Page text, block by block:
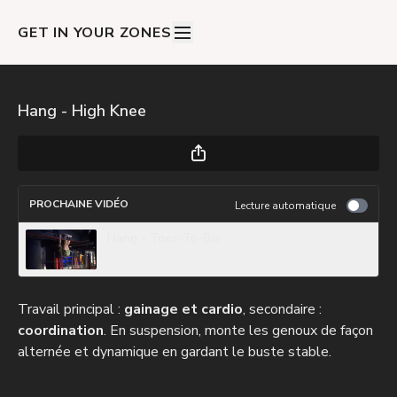
GET IN YOUR ZONES
Hang - High Knee
PROCHAINE VIDÉO Lecture automatique
Travail principal : gainage et cardio, secondaire :
coordination. En suspension, monte les genoux de façon
alternée et dynamique en gardant le buste stable.